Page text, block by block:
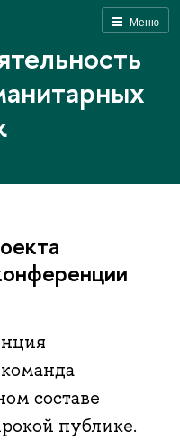
Меню
составе
публике.